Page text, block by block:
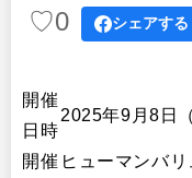
♡0 シェアする
開催
日時
2025年9月8日
開催 ヒューマンバ